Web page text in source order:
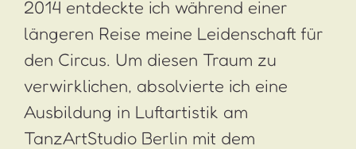
2014 entdeckte ich während einer
längeren Reise meine Leidenschaft für
den Circus. Um diesen Traum zu
verwirklichen, absolvierte ich eine
Ausbildung in Luftartistik am
TanzArtStudio Berlin mit dem